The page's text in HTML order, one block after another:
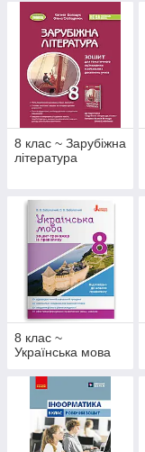
8 клас ~ Зарубіжна
література
8 клас ~
Українська мова